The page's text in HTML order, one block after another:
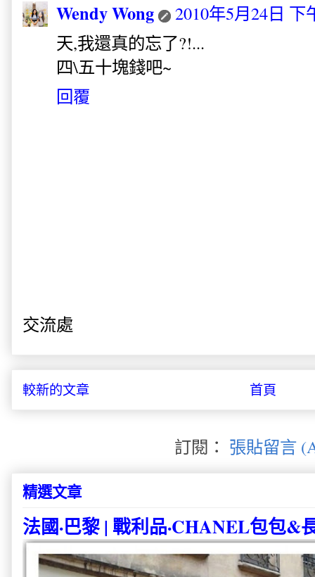
Wendy Wong
2010年5月24日 下
天,我還真的忘了?!...
四\五十塊錢吧~
回覆
交流處
較新的文章 首頁
訂閱： 張貼留言
精選文章
法國·巴黎 | 戰利品·CHANEL包包&